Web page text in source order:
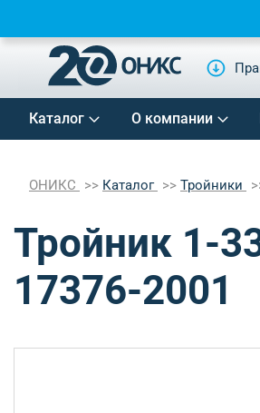
Каталог О компании
ОНИКС Каталог Тройники
Тройник 1-
17376-2001